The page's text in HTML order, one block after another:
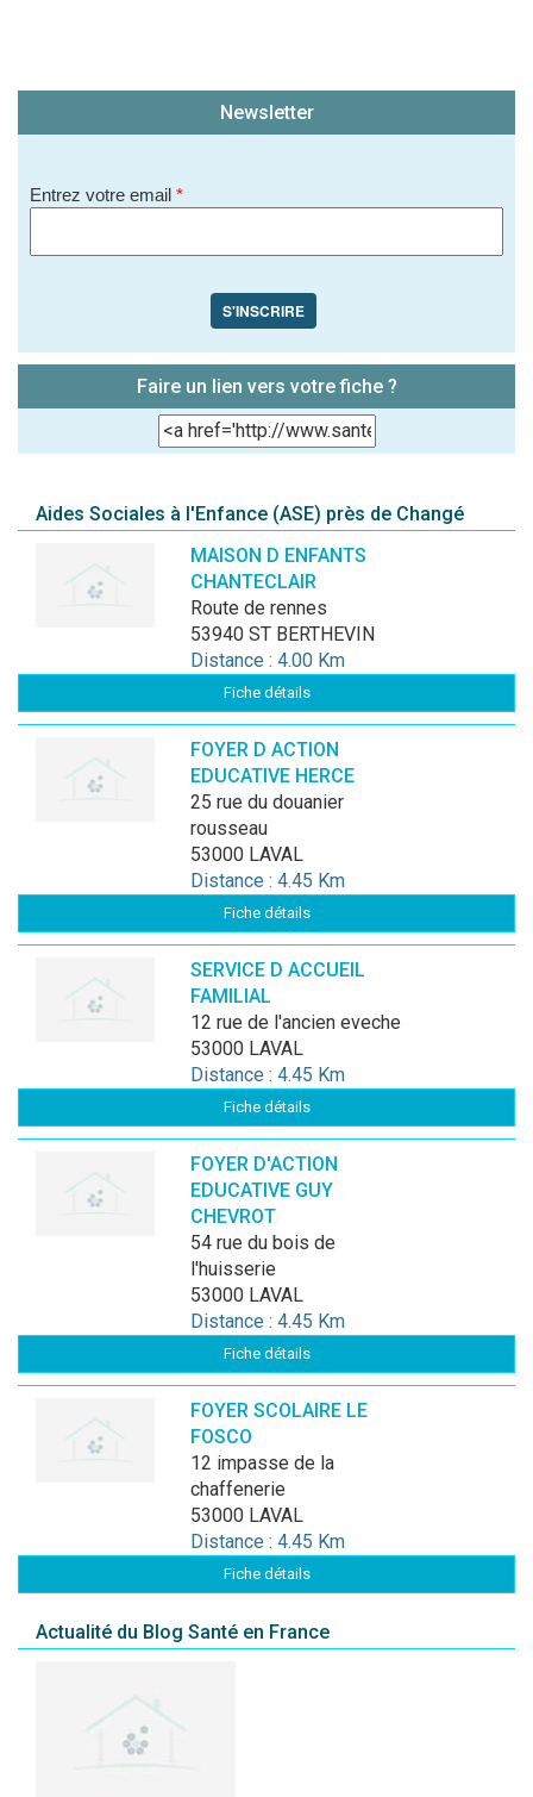
Newsletter
Entrez votre email *
S'INSCRIRE
Faire un lien vers votre fiche ?
Aides Sociales à l'Enfance (ASE) près de Changé
MAISON D ENFANTS
CHANTECLAIR
route de rennes
53940 ST BERTHEVIN
Distance : 4.00 Km
Fiche détails
FOYER D ACTION
EDUCATIVE HERCE
25 rue du douanier
rousseau
53000 LAVAL
Distance : 4.45 Km
Fiche détails
SERVICE D ACCUEIL
FAMILIAL
12 rue de l'ancien eveche
53000 LAVAL
Distance : 4.45 Km
Fiche détails
FOYER D'ACTION
EDUCATIVE GUY
CHEVROT
54 rue du bois de
l'huisserie
53000 LAVAL
Distance : 4.45 Km
Fiche détails
FOYER SCOLAIRE LE
FOSCO
12 impasse de la
chaffenerie
53000 LAVAL
Distance : 4.45 Km
Fiche détails
Actualité du Blog Santé en France